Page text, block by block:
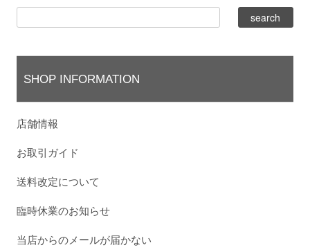
SHOP INFORMATION
店舗情報
お取引ガイド
送料改定について
臨時休業のお知らせ
当店からのメールが届かない